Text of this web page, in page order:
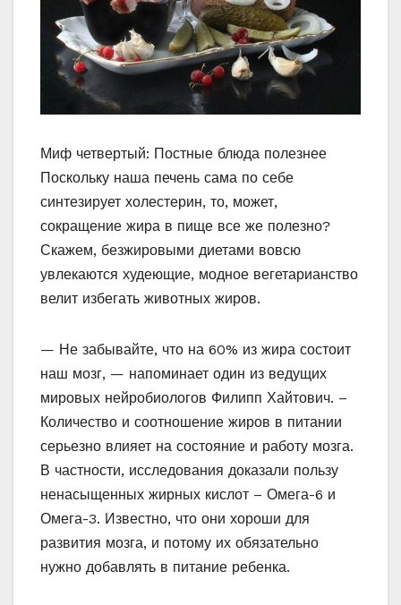
Миф четвертый: Постные блюда полезнее
Поскольку наша печень сама по себе
синтезирует холестерин, то, может,
сокращение жира в пище все же полезно?
Скажем, безжировыми диетами вовсю
увлекаются худеющие, модное вегетарианство
велит избегать животных жиров.
— Не забывайте, что на 60% из жира состоит
наш мозг, — напоминает один из ведущих
мировых нейробиологов Филипп Хайтович. –
Количество и соотношение жиров в питании
серьезно влияет на состояние и работу мозга.
В частности, исследования доказали пользу
ненасыщенных жирных кислот – Омега-6 и
Омега-3. Известно, что они хороши для
развития мозга, и потому их обязательно
нужно добавлять в питание ребенка.